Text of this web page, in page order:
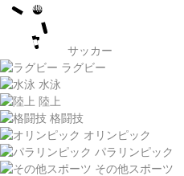
サッカー
ラグビー
水泳
陸上
格闘技
オリンピック
パラリンピック
その他スポーツ